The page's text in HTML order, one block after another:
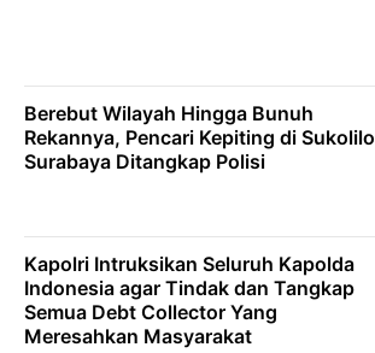
Berebut Wilayah Hingga Bunuh
Rekannya, Pencari Kepiting di Sukolilo
Surabaya Ditangkap Polisi
Kapolri Intruksikan Seluruh Kapolda
Indonesia agar Tindak dan Tangkap
Semua Debt Collector Yang
Meresahkan Masyarakat